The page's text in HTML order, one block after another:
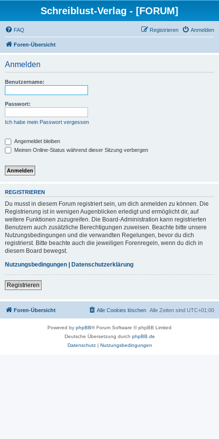
Schreiblust-Verlag - [FORUM]
FAQ Anmelden
Registrieren
Foren-Übersicht
Anmelden
Benutzername:
Passwort:
Ich habe mein Passwort vergessen
Angemeldet bleiben
Meinen Online-Status während dieser Sitzung verbergen
REGISTRIEREN
Du musst in diesem Forum registriert sein, um dich anmelden zu können. Die
Registrierung ist in wenigen Augenblicken erledigt und ermöglicht dir, auf
weitere Funktionen zuzugreifen. Die Board-Administration kann registrierten
Benutzern auch zusätzliche Berechtigungen zuweisen. Beachte bitte unsere
Nutzungsbedingungen und die verwandten Regelungen, bevor du dich
registrierst. Bitte beachte auch die jeweiligen Forenregeln, wenn du dich in
diesem Board bewegst.
Nutzungsbedingungen | Datenschutzerklärung
Registrieren
Foren-Übersicht Alle Zeiten sind UTC+01:00
Alle Cookies löschen
Powered by phpBB® Forum Software © phpBB Limited
Deutsche Übersetzung durch phpBB.de
Datenschutz| Nutzungsbedingungen